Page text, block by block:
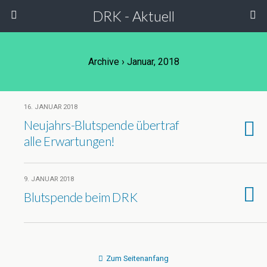
DRK - Aktuell
Archive › Januar, 2018
16. JANUAR 2018
Neujahrs-Blutspende übertraf
alle Erwartungen!
9. JANUAR 2018
Blutspende beim DRK
Zum Seitenanfang